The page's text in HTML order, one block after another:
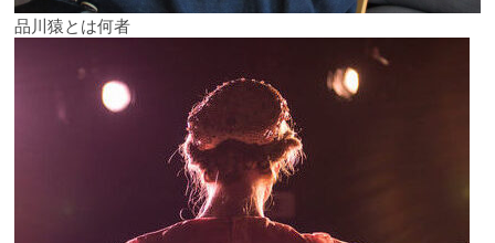
品川猿とは何者